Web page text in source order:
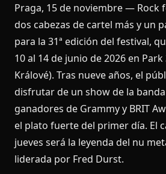
Praga, 15 de noviembre — Rock
dos cabezas de cartel más y un
para la 31ª edición del festival,
10 al 14 de junio de 2026 en Park
Králové). Tras nueve años, el
disfrutar de un show de la
ganadores de Grammy y BRIT
el plato fuerte del primer día. El
jueves será la leyenda del nu
liderada por Fred Durst.